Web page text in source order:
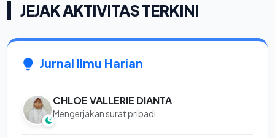
JEJAK AKTIVITAS TERKINI
Jurnal Ilmu Harian
CHLOE VALLERIE DIANTA
Mengerjakan surat pribadi